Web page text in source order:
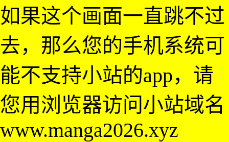
如果这个画面一直跳不过
去，那么您的手机系统可
能不支持小站的app，请
您用浏览器访问小站域名
www.manga2026.xyz